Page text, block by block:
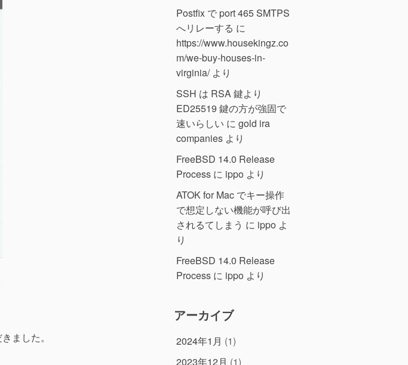
ました。
Postfix で port 465 SMTPS
へリレーする に
https://www.housekingz.co
m/we-buy-houses-in-
virginia/より
SSH は RSA 鍵より
ED25519 鍵の方が強固で
速いらしい に gold ira
companies より
FreeBSD 14.0 Release
Process に ippo より
ATOK for Mac でキー操作
で想定しない機能が呼び出
されるてしまう に ippo よ
り
FreeBSD 14.0 Release
Process に ippo より
アーカイブ
2024年1月 (1)
2023年12月 (1)